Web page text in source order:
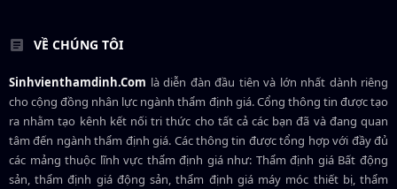
VỀ CHÚNG TÔI
Sinhvienthamdinh.Com là diễn đàn đầu tiên và lớn nhất dành riêng
cho cộng đồng nhân lực ngànhthẩm định giá. Cổng thông tin được tạo
ra nhằm tạo kênh kết nối tri thức cho tất cả các bạn đã và đang quan
tâm đến ngành thẩm định giá. Các thông tin được tổng hợp với đầy đủ
các mảng thuộc lĩnh vực thẩm định giá như: Thẩm định giá Bất động
sản, thẩm định giá động sản, thẩm định giá máy móc thiết bị, thẩm